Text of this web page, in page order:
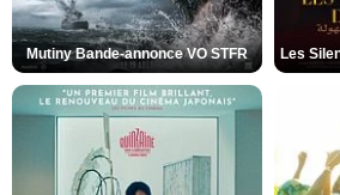
Mutiny Bande-annonce VO STFR